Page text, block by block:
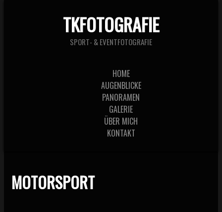
TKFOTOGRAFIE
SPORT- & EVENTFOTOGRAFIE
HOME
AUGENBLICKE
PANORAMEN
GALERIE
ÜBER MICH
KONTAKT
MOTORSPORT